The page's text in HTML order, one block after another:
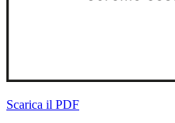
Scarica il PDF